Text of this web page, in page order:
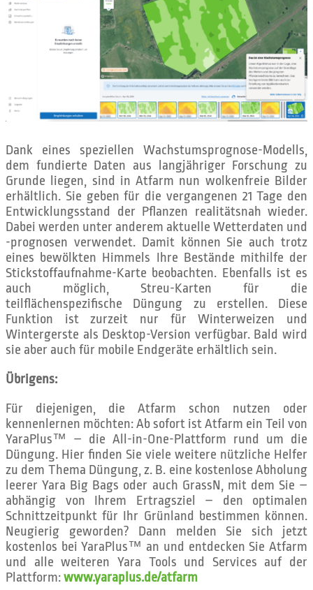
Dank eines speziellen Wachstumsprognose-Modells,
dem fundierte Daten aus langjähriger Forschung zu
Grunde liegen, sind in Atfarm nun wolkenfreie Bilder
erhältlich. Sie geben für die vergangenen 21 Tage den
Entwicklungsstand der Pflanzen realitätsnah wieder.
Dabei werden unter anderem aktuelle Wetterdaten und
-prognosen verwendet. Damit können Sie auch trotz
eines bewölkten Himmels Ihre Bestände mithilfe der
Stickstoffaufnahme-Karte beobachten. Ebenfalls ist es
auch möglich, Streu-Karten für die
teilflächenspezifische Düngung zu erstellen. Diese
Funktion ist zurzeit nur für Winterweizen und
Wintergerste als Desktop-Version verfügbar. Bald wird
sie aber auch für mobile Endgeräte erhältlich sein.
Übrigens:
Für diejenigen, die Atfarm schon nutzen oder
kennenlernen möchten: Ab sofort ist Atfarm ein Teil von
YaraPlus™ – die All-in-One-Plattform rund um die
Düngung. Hier finden Sie viele weitere nützliche Helfer
zu dem Thema Düngung, z. B. eine kostenlose Abholung
leerer Yara Big Bags oder auch GrassN, mit dem Sie –
abhängig von Ihrem Ertragsziel – den optimalen
Schnittzeitpunkt für Ihr Grünland bestimmen können.
Neugierig geworden? Dann melden Sie sich jetzt
kostenlos bei YaraPlus™ an und entdecken Sie Atfarm
und alle weiteren Yara Tools und Services auf der
Plattform:www.yaraplus.de/atfarm